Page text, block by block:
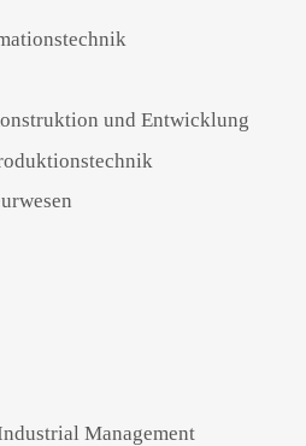
und Entwicklung
Management